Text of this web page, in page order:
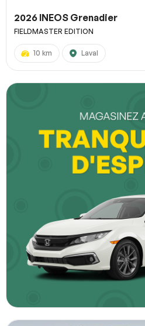
2026 INEOS Grenadier
FIELDMASTER EDITION
10 km Laval